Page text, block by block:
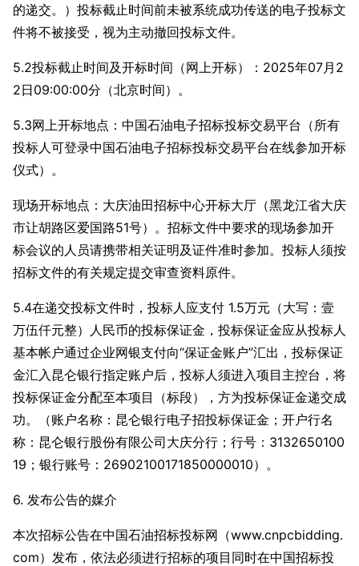
的递交。）投标截止时间前未被系统成功传送的电子投标文
件将不被接受，视为主动撤回投标文件。
5.2投标截止时间及开标时间（网上开标）：2025年07月2
2日09:00:00分（北京时间）。
5.3网上开标地点：中国石油电子招标投标交易平台（所有
投标人可登录中国石油电子招标投标交易平台在线参加开标
仪式）。
现场开标地点：大庆油田招标中心开标大厅（黑龙江省大庆
市让胡路区爱国路51号）。招标文件中要求的现场参加开
标会议的人员请携带相关证明及证件准时参加。投标人须按
招标文件的有关规定提交审查资料原件。
5.4在递交投标文件时，投标人应支付 1.5万元（大写：壹
万伍仟元整）人民币的投标保证金，投标保证金应从投标人
基本帐户通过企业网银支付向“保证金账户”汇出，投标保证
金汇入昆仑银行指定账户后，投标人须进入项目主控台，将
投标保证金分配至本项目（标段），方为投标保证金递交成
功。（账户名称：昆仑银行电子招投标保证金；开户行名
称：昆仑银行股份有限公司大庆分行；行号：3132650100
19；银行账号：26902100171850000010）。
6. 发布公告的媒介
本次招标公告在中国石油招标投标网（www.cnpcbidding.
com）发布，依法必须进行招标的项目同时在中国招标投